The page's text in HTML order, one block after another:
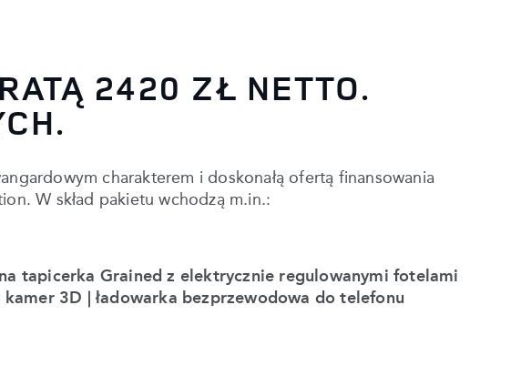
2420 ZŁ NETTO.
charakterem i doskonałą ofertą finansowania
W skład pakietu wchodzą m.in.:
tapicerka Grained z elektrycznie regulowanymi fotelami
3D | ładowarka bezprzewodowa do telefonu